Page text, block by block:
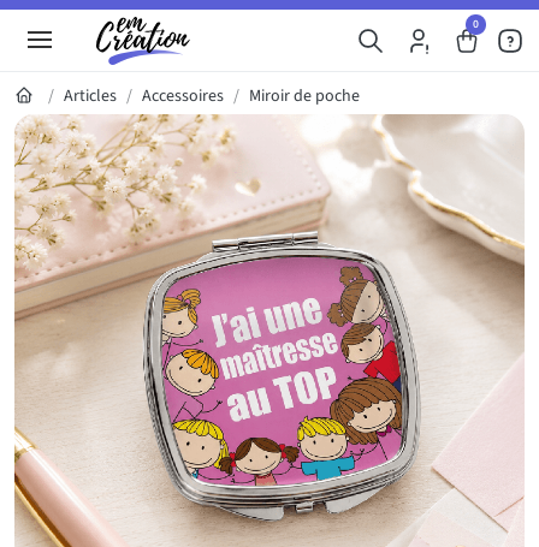
0
Articles Accessoires Miroir de poche
Galerie du produit